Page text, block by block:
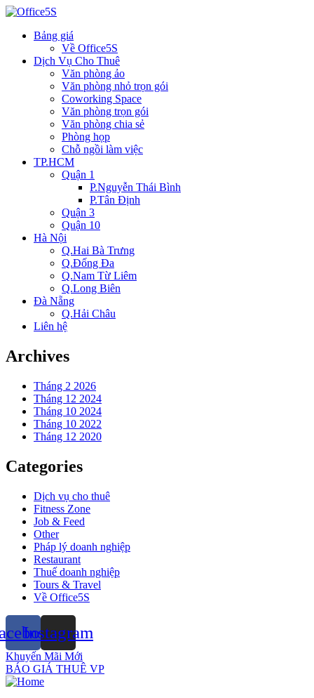
Bảng giá
Về Office5S
Dịch Vụ Cho Thuê
Văn phòng ảo
Văn phòng nhỏ trọn gói
Coworking Space
Văn phòng trọn gói
Văn phòng chia sẻ
Phòng họp
Chỗ ngồi làm việc
TP.HCM
Quận 1
P.Nguyễn Thái Bình
P.Tân Định
Quận 3
Quận 10
Hà Nội
Q.Hai Bà Trưng
Q.Đống Đa
Q.Nam Từ Liêm
Q.Long Biên
Đà Nẵng
Q.Hải Châu
Liên hệ
Archives
Tháng 2 2026
Tháng 12 2024
Tháng 10 2024
Tháng 10 2022
Tháng 12 2020
Categories
Dịch vụ cho thuê
Fitness Zone
Job & Feed
Other
Pháp lý doanh nghiệp
Restaurant
Thuế doanh nghiệp
Tours & Travel
Về Office5S
Instagram
Khuyến Mãi Mới
BÁO GIÁ THUÊ VP